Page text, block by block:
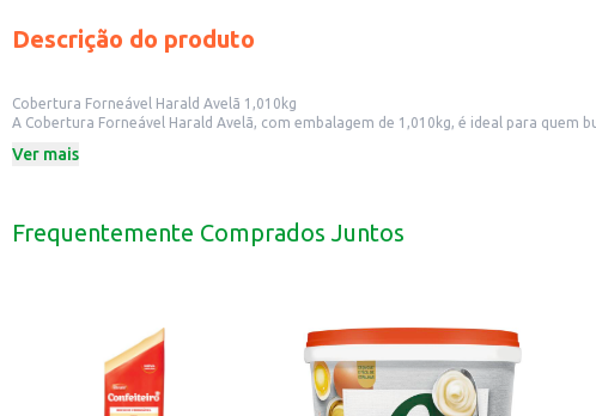
Descrição do produto
Cobertura Forneável Harald Avelã 1,010kg
A Cobertura Forneável Harald Avelã, com embalagem de 1,010kg, é ideal para
Dicas de Uso:
Aplicação em pães e folhados, agregando sabor e valor.
Ver mais
Frequentemente Comprados Juntos